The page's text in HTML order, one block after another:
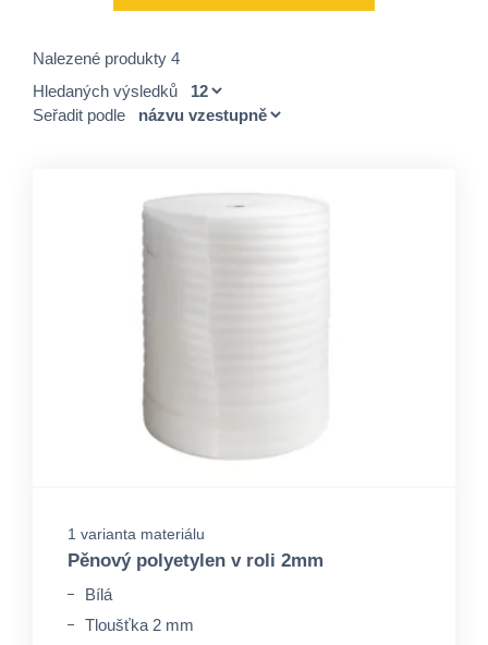
Nalezené produkty 4
Hledaných výsledků
Seřadit podle
1 varianta materiálu
Pěnový polyetylen v roli 2mm
Bílá
Tloušťka 2 mm